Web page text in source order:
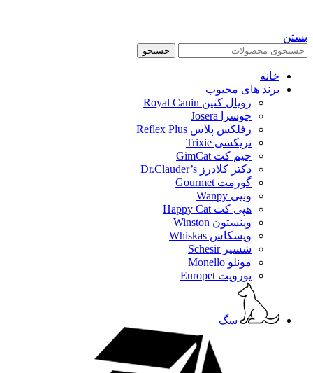
بستن
جستجو
خانه
برند های محبوب
رویال کنین Royal Canin
جوسرا Josera
رفلکس پلاس Reflex Plus
تریکسی Trixie
جیم کت GimCat
دکتر کلادرز Dr.Clauder’s
گورمت Gourmet
ونپی Wanpy
هپی کت Happy Cat
وینستون Winston
ویسکاس Whiskas
شسیر Schesir
مونلو Monello
یوروپت Europet
سگ